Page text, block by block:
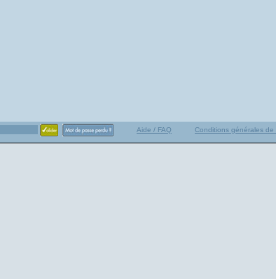
Aide / FAQ Conditions générales de